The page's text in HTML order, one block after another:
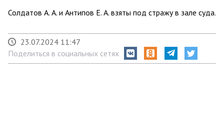
Солдатов А. А. и Антипов Е. А. взяты под стражу в зале суда.
23.07.2024 11:47
Поделиться в социальных сетях